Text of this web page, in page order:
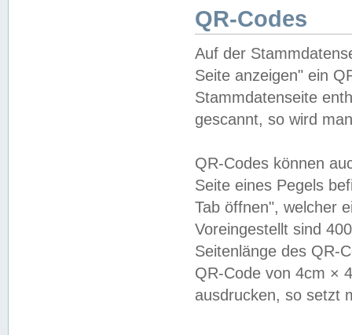
QR-Codes
Auf der
Seite anzeigen" ein
Stammdatenseite
gescannt, so wird
QR-Codes können
Seite eines Pegels
Tab öffnen", welcher
Voreingestellt sind
Seitenlänge des QR-
QR-Code von 4cm ×
ausdrucken, so setzt